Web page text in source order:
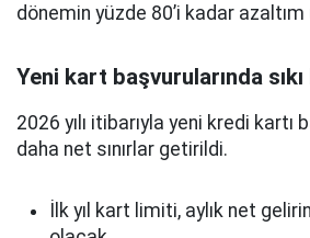
dönemin yüzde 80’i kadar
Yeni kart başvurularında
2026 yılı itibarıyla yeni kredi kartı
daha net sınırlar getirildi.
İlk yıl kart limiti, aylık net